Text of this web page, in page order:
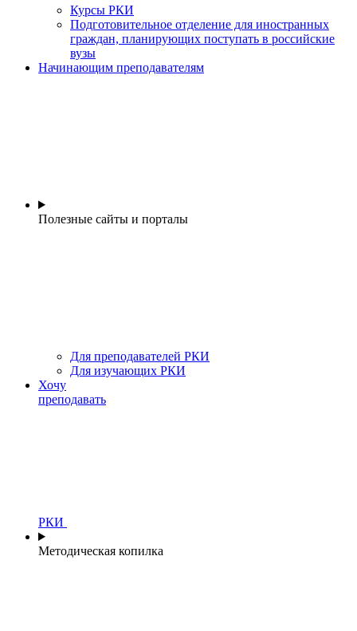
Курсы РКИ
Подготовительное отделение для иностранных
граждан, планирующих поступать в российские
вузы
Начинающим преподавателям
Полезные сайты и порталы
Для преподавателей РКИ
Для изучающих РКИ
Хочу
преподавать
РКИ
Методическая копилка